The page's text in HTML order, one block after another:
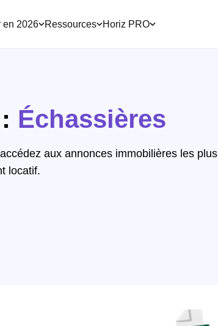
en 2026 Ressources Horiz PRO
Échassières
aux annonces immobilières les plus
locatif.